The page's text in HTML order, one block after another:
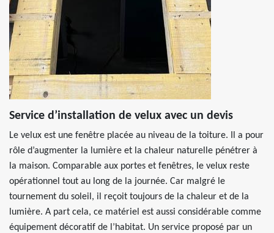
Service d’installation de velux avec un devis
Le velux est une fenêtre placée au niveau de la toiture. Il a pour
rôle d’augmenter la lumière et la chaleur naturelle pénétrer à
la maison. Comparable aux portes et fenêtres, le velux reste
opérationnel tout au long de la journée. Car malgré le
tournement du soleil, il reçoit toujours de la chaleur et de la
lumière. A part cela, ce matériel est aussi considérable comme
équipement décoratif de l’habitat. Un service proposé par un